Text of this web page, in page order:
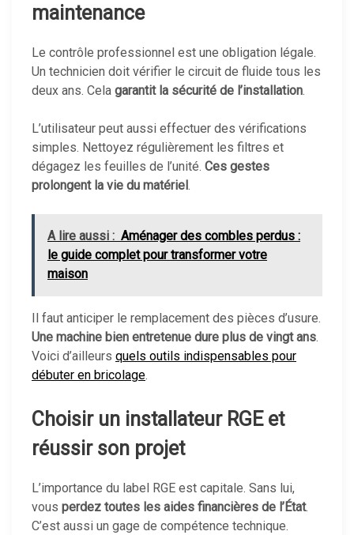
maintenance
Le contrôle professionnel est une obligation légale.
Un technicien doit vérifier le circuit de fluide tous les
deux ans. Cela garantit la sécurité de l’installation.
L’utilisateur peut aussi effectuer des vérifications
simples. Nettoyez régulièrement les filtres et
dégagez les feuilles de l’unité. Ces gestes
prolongent la vie du matériel.
A lire aussi : Aménager des combles perdus :
le guide complet pour transformer votre
maison
Il faut anticiper le remplacement des pièces d’usure.
Une machine bien entretenue dure plus de vingt ans.
Voici d’ailleurs quels outils indispensables pour
débuter en bricolage.
Choisir un installateur RGE et
réussir son projet
L’importance du label RGE est capitale. Sans lui,
vous perdez toutes les aides financières de l’État.
C’est aussi un gage de compétence technique.